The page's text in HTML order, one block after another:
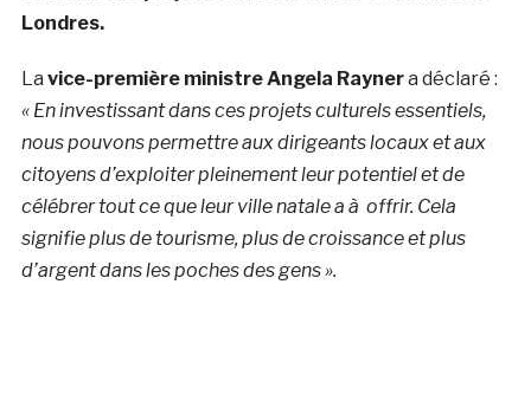
Londres.
La vice-première ministre Angela Raynera déclaré :
« En investissant dans ces projets culturels essentiels,
nous pouvons permettre aux dirigeants locaux et aux
citoyens d’exploiter pleinement leur potentiel et de
célébrer tout ce que leur ville natale a à offrir. Cela
signifie plus de tourisme, plus de croissance et plus
d’argent dans les poches des gens ».